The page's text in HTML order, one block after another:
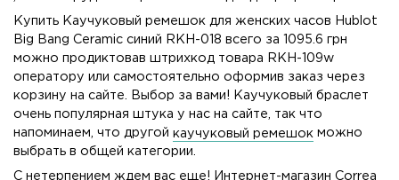
Купить Каучуковый ремешок для женских часов Hublot
Big Bang Ceramic синий RKH-018 всего за 1095.6 грн
можно продиктовав штрихкод товара RKH-109w
оператору или самостоятельно оформив заказ через
корзину на сайте. Выбор за вами! Каучуковый браслет
очень популярная штука у нас на сайте, так что
напоминаем, что другой каучуковый ремешок можно
выбрать в общей категории.
С нетерпением ждем вас еще! Интернет-магазин Correa